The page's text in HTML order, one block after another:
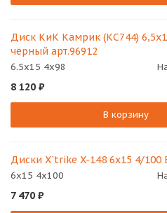
Диск КиК Камрик (КС744)
чёрный арт.96912
6.5x15 4x98
8 120 ₽
В корзину
Диски X`trike X-148 6x15 4/100
6x15 4x100
7 470 ₽